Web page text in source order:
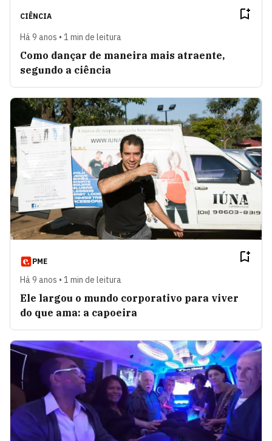
CIÊNCIA
Há 9 anos • 1 min de leitura
Como dançar de maneira mais atraente,
segundo a ciência
PME
Há 9 anos • 1 min de leitura
Ele largou o mundo corporativo para viver
do que ama: a capoeira